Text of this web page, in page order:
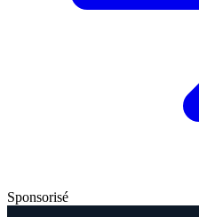
Sponsorisé